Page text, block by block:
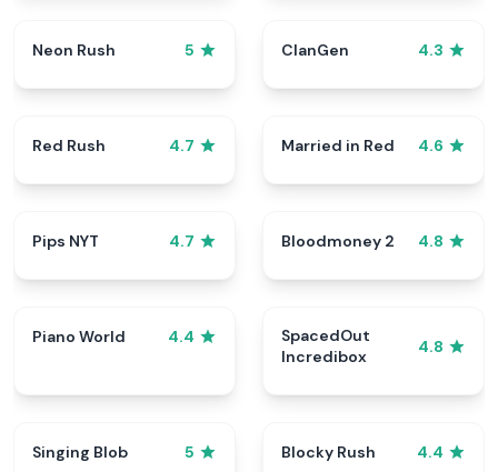
Neon Rush 5 ClanGen 4.3
Red Rush 4.7 Married in Red 4.6
Pips NYT 4.7 Bloodmoney 2 4.8
Piano World 4.4
SpacedOut
Incredibox
4.8
Singing Blob 5 Blocky Rush 4.4